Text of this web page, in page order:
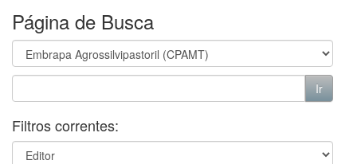
Página de Busca
Filtros correntes: